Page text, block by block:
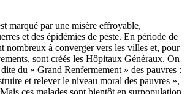
marqué par une misère effroyable,
et des épidémies de peste. En période de
nombreux à converger vers les villes et, pour
sont créés les Hôpitaux Généraux. On
du « Grand Renfermement » des pauvres :
et relever le niveau moral des pauvres »,
ces malades sont bientôt en surpopulation